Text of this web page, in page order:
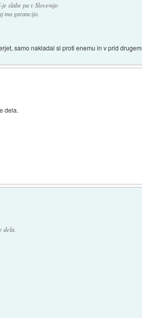
slabe pa v Slovenijo
ma garancijo.
samo nakladal si proti enemu in v prid
dela.
dela.